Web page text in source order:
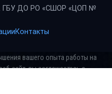
ГБУ ДО РО «СШОР «ЦОП №
Контакты
вашего опыта работы на
сайт, вы соглашаетесь с